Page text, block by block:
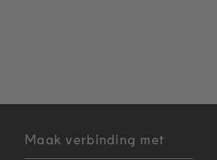
Maak verbinding met